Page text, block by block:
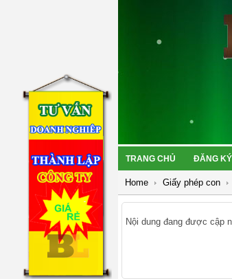
TRANG CHỦ ĐĂNG
Home Giấy phép con
Nội dung đang được cập